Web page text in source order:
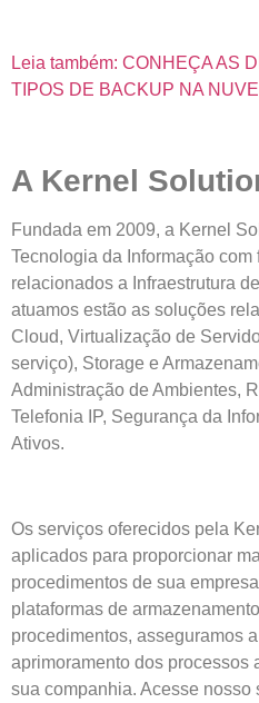
Leia também: CONHEÇA AS
TIPOS DE BACKUP NA
A Kernel
Fundada em 2009, a Kernel
Tecnologia da Informação com
relacionados a Infraestrutura
atuamos estão as soluções
Cloud, Virtualização de
serviço), Storage e
Administração de Ambientes,
Telefonia IP, Segurança da
Ativos.
Os serviços oferecidos pela
aplicados para proporcionar
procedimentos de sua
plataformas de
procedimentos, asseguramos
aprimoramento dos processos
sua companhia. Acesse nosso